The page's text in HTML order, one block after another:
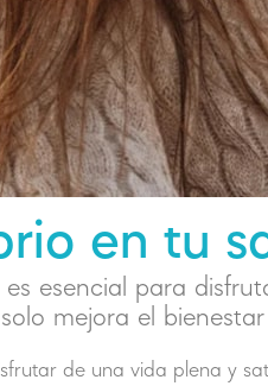
en tu
esencial para
mejora el
de una vida plena y